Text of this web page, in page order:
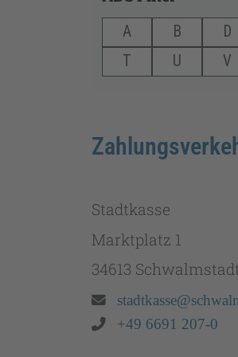
A B D
T
U V
Stadtkasse
Marktplatz 1
34613
Email:
Telefon:
+49 6691 207-0